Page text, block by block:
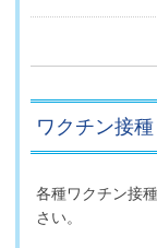
ワクチン接種
各種ワクチン接
さい。